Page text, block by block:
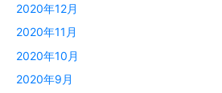
2020年12月
2020年11月
2020年10月
2020年9月